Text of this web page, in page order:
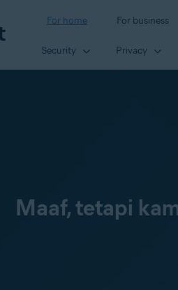
For home For business
Security Privacy
Maaf, tetapi